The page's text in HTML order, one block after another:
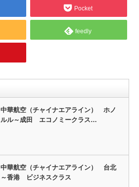
Pocket
feedly
中華航空（チャイナエアライン） ホノ
ルル～成田 エコノミークラス…
中華航空（チャイナエアライン） 台北
～香港 ビジネスクラス